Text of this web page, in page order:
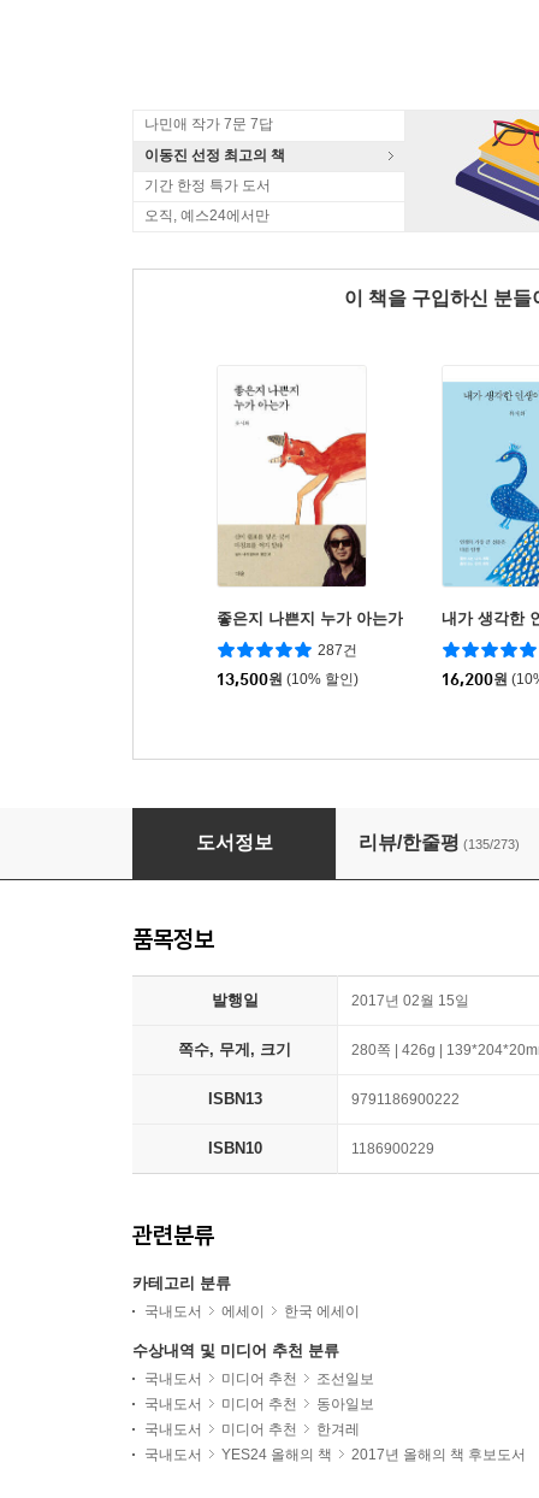
나민애 작가 7문 7답
이동진 선정 최고의 책
기간 한정 특가 도서
오직, 예스24에서만
이 책을 구입하신 분
좋은지 나쁜지 누가 아는가
287건
13,500원 (10% 할인)
내가 생각한
16,200원
새는 날아가면서 뒤돌아보지 않는다
도서정보 리뷰/한줄평 (135/273)
품목정보
발행일 2017년 02월 15일
쪽수, 무게, 크기 280쪽 | 426g |
ISBN13 9791186900222
ISBN10 1186900229
관련분류
카테고리 분류
국내도서 에세이 한국 에세이
수상내역 및 미디어 추천 분류
국내도서 미디어 추천
조선일보
국내도서
미디어 추천
동아일보
국내도서
미디어 추천
한겨레
국내도서
YES24 올해의 책 2017년 올해의 책 후보도서